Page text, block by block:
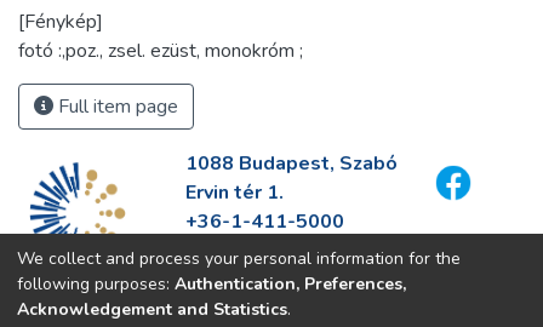
[Fénykép]
fotó :,poz., zsel. ezüst, monokróm ;
Full item page
1088 Budapest, Szabó
Ervin tér 1.
+36-1-411-5000
info@fszek.hu
https://fszek.hu
We collect and process your personal information for the
following purposes: Authentication, Preferences,
Acknowledgement and Statistics.